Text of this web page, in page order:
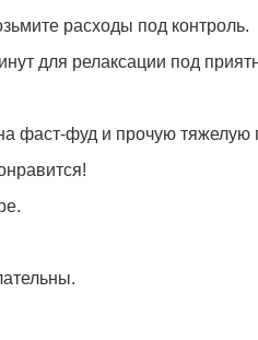
расходы под контроль.
для релаксации под
фаст-фуд и прочую тяжелую